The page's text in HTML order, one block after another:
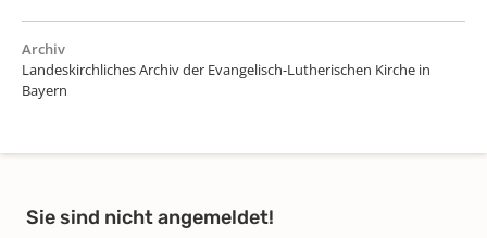
Archiv
Landeskirchliches Archiv der Evangelisch-Lutherischen Kirche in
Bayern
Sie sind nicht angemeldet!